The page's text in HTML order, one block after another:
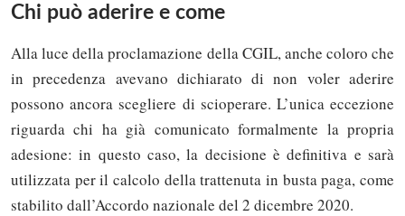
Chi può aderire e come
Alla luce della proclamazione della CGIL, anche coloro che
in precedenza avevano dichiarato di non voler aderire
possono ancora scegliere di scioperare. L’unica eccezione
riguarda chi ha già comunicato formalmente la propria
adesione: in questo caso, la decisione è definitiva e sarà
utilizzata per il calcolo della trattenuta in busta paga, come
stabilito dall’Accordo nazionale del 2 dicembre 2020.